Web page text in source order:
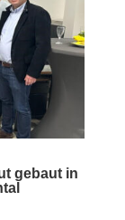
gebaut in